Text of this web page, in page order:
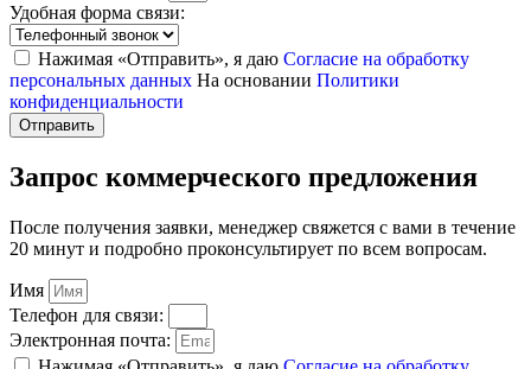
Удобная форма связи:
Нажимая «Отправить», я даю Согласие на обработку
персональных данных На основании Политики
конфиденциальности
Отправить
Запрос коммерческого предложения
После получения заявки, менеджер свяжется с вами в течение
20 минут и подробно проконсультирует по всем вопросам.
Имя
Телефон для связи:
Электронная почта: